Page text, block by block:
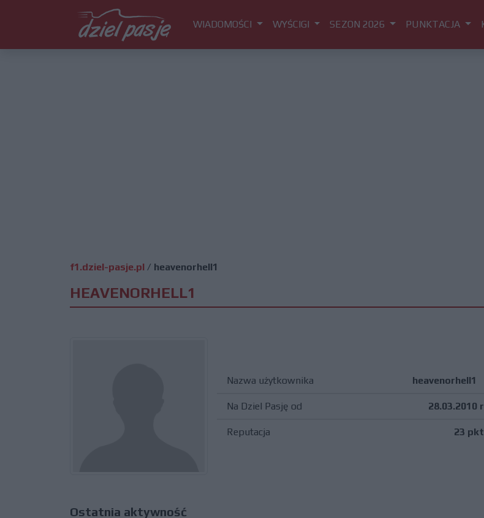
WIADOMOŚCI WYŚCIGI SEZON 2026 PUNKTACJA
f1.dziel-pasje.pl / heavenorhell1
HEAVENORHELL1
Nazwa użytkownika heavenorhell1
Na Dziel Pasję od 28.03.2010
Reputacja 23
Ostatnia aktywność